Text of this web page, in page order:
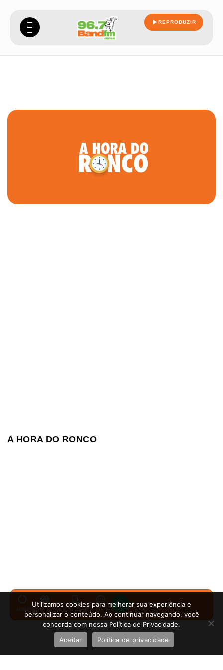
REPRODUZIR
A HORA DO RONCO
CONTATO
Utilizamos cookies para melhorar sua experiência e
personalizar o conteúdo. Ao continuar navegando, você
concorda com nossa Política de Privacidade.
Aceitar
Política de privacidade